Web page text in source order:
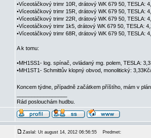
•Víceotáčkový trimr 10R, drátový WK 679 50, TESLA:
•Víceotáčkový trimr 15R, drátový WK 679 50, TESLA:
•Víceotáčkový trimr 22R, drátový WK 679 50, TESLA:
•Víceotáčkový trimr 1k5, drátový WK 679 50, TESLA:
•Víceotáčkový trimr 68R, drátový WK 679 50, TESLA:
A k tomu:
•MH1SS1- log. spínač, ovládaný mg. polem, TESLA:
•MH1ST1- Schmittův klopný obvod, monolitický:
Koncem týdne, případně začátkem příštího, mám v
Rád poslouchám hudbu.
Zaslal: Ut august 14, 2012 06:56:55 Predmet: